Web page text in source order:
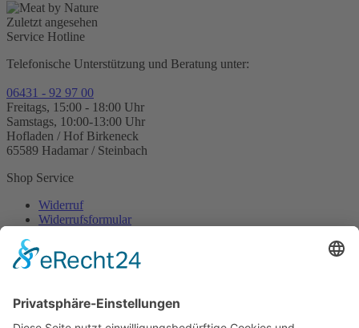
Zuletzt angesehen
Service Hotline
Telefonische Unterstützung und Beratung unter:
06431 - 92 97 00
Freitags, 15:00 - 18:00 Uhr
Samstags, 10:00-13:00 Uhr
Hofladen / Hof Birkeneck
65589 Hadamar / Steinbach
Shop Service
Widerruf
Widerrufsformular
Zahlungs- und Versandbedingungen
AGB